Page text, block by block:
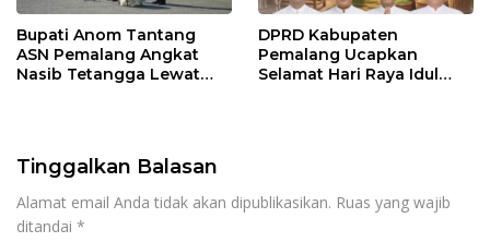
Bupati Anom Tantang
ASN Pemalang Angkat
Nasib Tetangga Lewat
DPRD Kabupaten
Pemalang Ucapkan
Selamat Hari Raya Idul
Tinggalkan Balasan
Alamat email Anda tidak akan dipublikasikan. Ruas yang wajib
ditandai *